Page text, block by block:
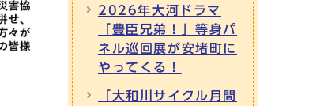
2026年大河ドラマ
「豊臣兄弟！」等身パ
ネル巡回展が安堵町に
やってくる！
「大和川サイクル月間